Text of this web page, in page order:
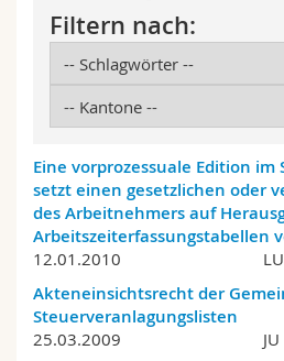
Math.-Nat. und Med. Fak.
Interfakultär
Mitarbeitende
Doktorierende
Webmail
Vorlesungsverzeichnis
Filtern nach:
Eine vorprozessuale Edition im
setzt einen gesetzlichen oder
des Arbeitnehmers auf
Arbeitszeiterfassungstabellen
12.01.2010 LU
Akteneinsichtsrecht der
Steuerveranlagungslisten
25.03.2009 JU